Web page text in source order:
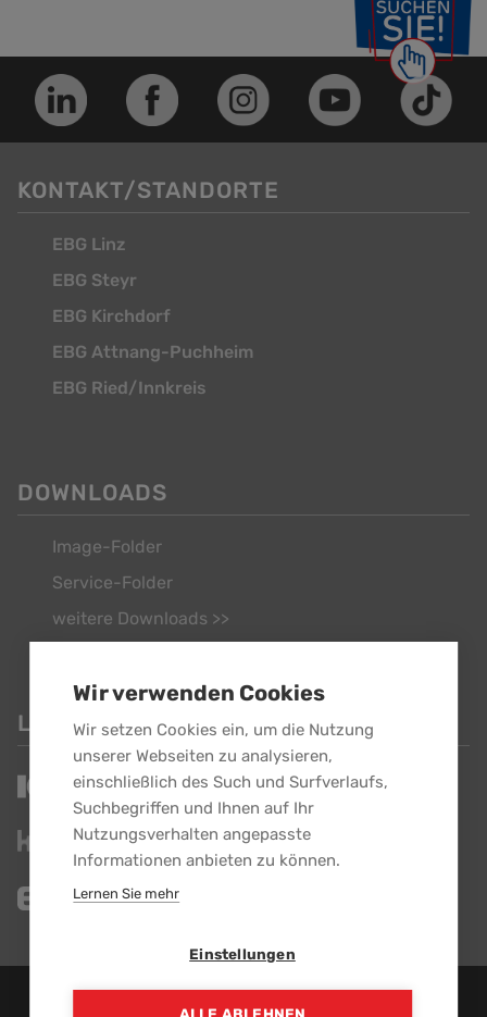
Wir verwenden Cookies
Wir setzen Cookies ein, um die Nutzung
unserer Webseiten zu analysieren,
einschließlich des Such und Surfverlaufs,
Suchbegriffen und Ihnen auf Ihr
Nutzungsverhalten angepasste
Informationen anbieten zu können.
Lernen Sie mehr
Einstellungen
KONTAKT/STANDORTE
EBG Linz
EBG Steyr
EBG Kirchdorf
EBG Attnang-Puchheim
EBG Ried/Innkreis
DOWNLOADS
Image-Folder
Service-Folder
weitere Downloads >>
LINKS
EBG GmbH - Alle Rechte vorbehalten.